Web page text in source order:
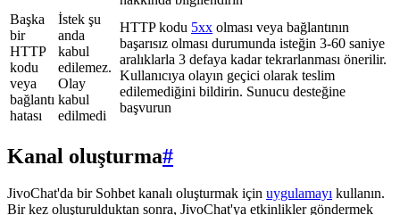
Başka
bir
HTTP
kodu
veya
bağlantı
hatası
İstek şu
anda
kabul
edilemez.
Olay
kabul
edilmedi
HTTP kodu 5xx olması veya bağlantının
başarısız olması durumunda isteğin 3-60 saniye
aralıklarla 3 defaya kadar tekrarlanması önerilir.
Kullanıcıya olayın geçici olarak teslim
edilemediğini bildirin. Sunucu desteğine
başvurun
Kanal oluşturma#
JivoChat'da bir Sohbet kanalı oluşturmak için uygulamayı kullanın.
Bir kez oluşturulduktan sonra, JivoChat'ya etkinlikler göndermek